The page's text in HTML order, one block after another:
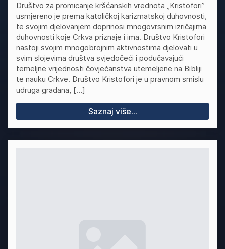
Društvo za promicanje kršćanskih vrednota „Kristofori”
usmjereno je prema katoličkoj karizmatskoj duhovnosti,
te svojim djelovanjem doprinosi mnogovrsnim izričajima
duhovnosti koje Crkva priznaje i ima. Društvo Kristofori
nastoji svojim mnogobrojnim aktivnostima djelovati u
svim slojevima društva svjedočeći i podučavajući
temeljne vrijednosti čovječanstva utemeljene na Bibliji
te nauku Crkve. Društvo Kristofori je u pravnom smislu
udruga građana, […]
Saznaj više...